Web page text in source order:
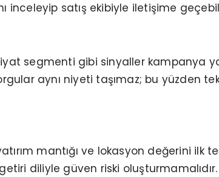
inceleyip satış ekibiyle iletişime
segmenti gibi sinyaller kampanya
aynı niyeti taşımaz; bu yüzden
mantığı ve lokasyon değerini ilk
diliyle güven riski oluşturmamalıdır.